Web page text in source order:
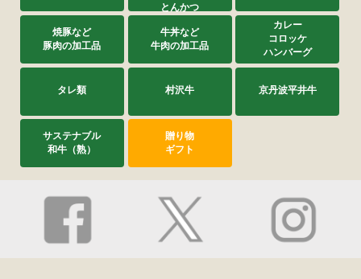
とんかつ
焼豚など
豚肉の加工品
牛丼など
牛肉の加工品
カレー
コロッケ
ハンバーグ
タレ類 村沢牛 京丹波平井牛
サステナブル
和牛（熟）
贈り物
ギフト